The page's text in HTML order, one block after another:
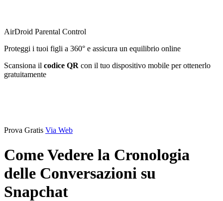
AirDroid Parental Control
Proteggi i tuoi figli a 360° e assicura un equilibrio online
Scansiona il codice QR con il tuo dispositivo mobile per ottenerlo
gratuitamente
Prova Gratis Via Web
Come Vedere la Cronologia
delle Conversazioni su
Snapchat